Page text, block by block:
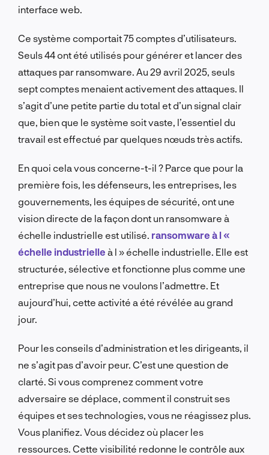
interface web.
Ce système comportait 75 comptes d’utilisateurs.
Seuls 44 ont été utilisés pour générer et lancer des
attaques par ransomware. Au 29 avril 2025, seuls
sept comptes menaient activement des attaques. Il
s’agit d’une petite partie du total et d’un signal clair
que, bien que le système soit vaste, l’essentiel du
travail est effectué par quelques nœuds très actifs.
En quoi cela vous concerne-t-il ? Parce que pour la
première fois, les défenseurs, les entreprises, les
gouvernements, les équipes de sécurité, ont une
vision directe de la façon dont un ransomware à
échelle industrielle est utilisé. ransomware à l «
échelle industrielle à l » échelle industrielle. Elle est
structurée, sélective et fonctionne plus comme une
entreprise que nous ne voulons l’admettre. Et
aujourd’hui, cette activité a été révélée au grand
jour.
Pour les conseils d’administration et les dirigeants, il
ne s’agit pas d’avoir peur. C’est une question de
clarté. Si vous comprenez comment votre
adversaire se déplace, comment il construit ses
équipes et ses technologies, vous ne réagissez plus.
Vous planifiez. Vous décidez où placer les
ressources. Cette visibilité redonne le contrôle aux